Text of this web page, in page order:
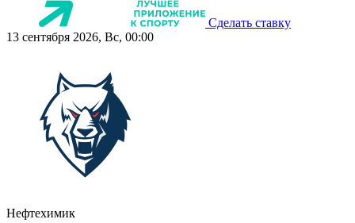
Сделать ставку
13 сентября 2026, Вс, 00:00
Нефтехимик